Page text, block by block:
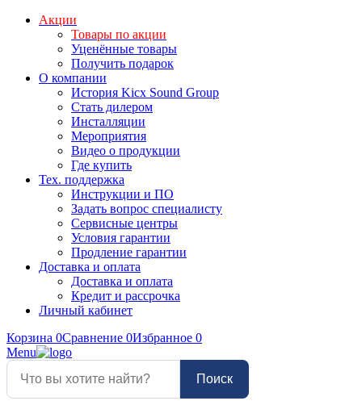
Акции
Товары по акции
Уценённые товары
Получить подарок
О компании
История Kicx Sound Group
Стать дилером
Инсталляции
Мероприятия
Видео о продукции
Где купить
Тех. поддержка
Инструкции и ПО
Задать вопрос специалисту
Сервисные центры
Условия гарантии
Продление гарантии
Доставка и оплата
Доставка и оплата
Кредит и рассрочка
Личный кабинет
Корзина 0Сравнение 0Избранное 0
Menu
Поиск